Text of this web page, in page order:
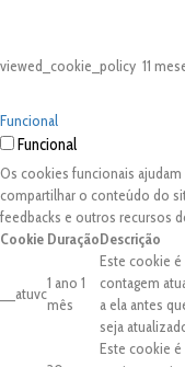
viewed_cookie_policy 11
Funcional
Funcional
Os cookies funcionais
compartilhar o conteúdo do
feedbacks e outros recursos
Cookie DuraçãoDescrição
__atuvc
1 ano 1
mês
Este cookie
contagem
a ela antes
seja
Este cookie